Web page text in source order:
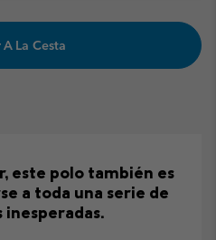
La Cesta
este polo también es
a toda una serie de